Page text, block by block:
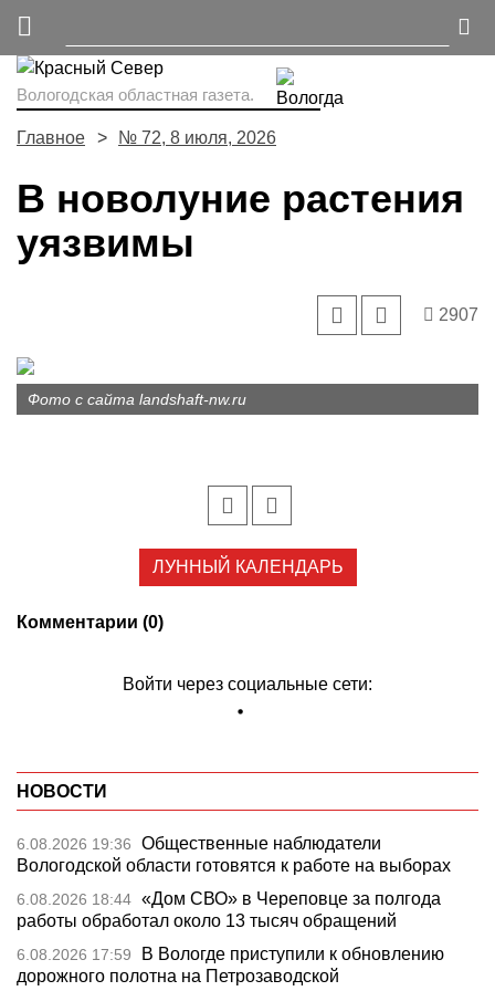
Вологодская областная газета.
Главное № 72, 8 июля, 2026
В новолуние растения
уязвимы
2907
Фото с сайта landshaft-nw.ru
ЛУННЫЙ КАЛЕНДАРЬ
Комментарии (0)
Войти через социальные сети:
НОВОСТИ
6.08.2026 19:36
Общественные наблюдатели
Вологодской области готовятся к работе на выборах
6.08.2026 18:44 «Дом СВО» в Череповце за полгода
работы обработал около 13 тысяч обращений
6.08.2026 17:59
В Вологде приступили к обновлению
дорожного полотна на Петрозаводской